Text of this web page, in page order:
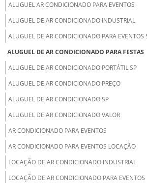
ALUGUEL AR CONDICIONADO PARA EVENTOS
ALUGUEL DE AR CONDICIONADO INDUSTRIAL
ALUGUEL DE AR CONDICIONADO PARA EVENTOS
ALUGUEL DE AR CONDICIONADO PARA FESTAS
ALUGUEL DE AR CONDICIONADO PORTÁTIL SP
ALUGUEL DE AR CONDICIONADO PREÇO
ALUGUEL DE AR CONDICIONADO SP
ALUGUEL DE AR CONDICIONADO VALOR
AR CONDICIONADO PARA EVENTOS
AR CONDICIONADO PARA EVENTOS LOCAÇÃO
LOCAÇÃO DE AR CONDICIONADO INDUSTRIAL
LOCAÇÃO DE AR CONDICIONADO PARA EVENTOS